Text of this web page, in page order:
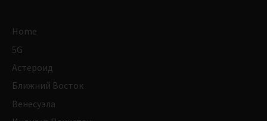
Home
5G
Астероид
Ближний Восток
Венесуэла